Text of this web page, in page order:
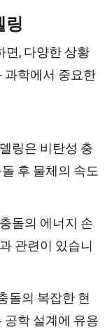
링
면, 다양한 상황
과학에서 중요한
링은 비탄성 충
후 물체의 속도
돌의 에너지 손
관련이 있습니
돌의 복잡한 현
공학 설계에 유용